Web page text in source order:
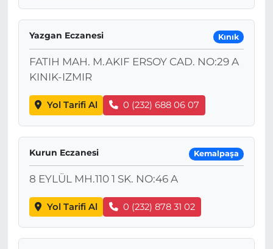
Yazgan Eczanesi Kınık
FATIH MAH. M.AKIF ERSOY CAD. NO:29 A
KINIK-IZMIR
Yol Tarifi Al 0 (232) 688 06 07
Kurun Eczanesi Kemalpaşa
8 EYLÜL MH.110 1 SK. NO:46 A
Yol Tarifi Al 0 (232) 878 31 02